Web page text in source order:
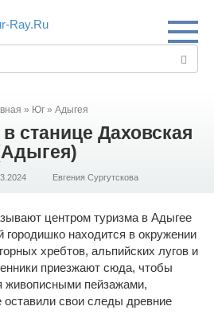
» Юг » Адыгея
станице Даховская
Евгения Сургутскова
центром туризма в Адыгее
городишко находится в окружении
хребтов, альпийских лугов и
приезжают сюда, чтобы
живописными пейзажами,
оставили свои следы древние